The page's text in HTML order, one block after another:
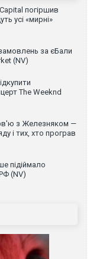
погіршив
усі «мирні»
за єБали
(NV)
The Weeknd
з Железняком —
і тих, хто програв
підіймало
(NV)